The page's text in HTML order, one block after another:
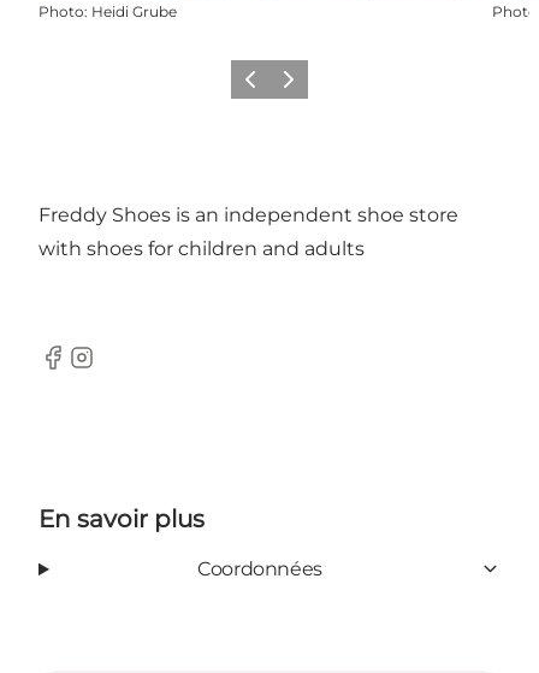
Photo: Heidi Grube Photo
PrécédentSuivant
Freddy Shoes is an independent shoe store
with shoes for children and adults
Facebook
Instagram
En savoir plus
Coordonnées